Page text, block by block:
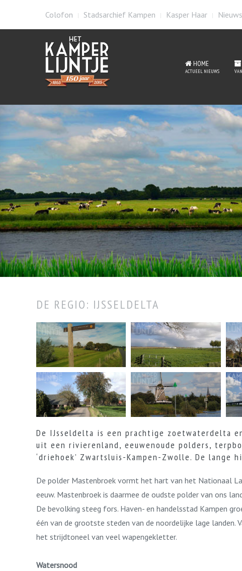
Colofon Stadsarchief Kampen Kasper Haar
HOME
ACTUEEL NIEUWS
DE REGIO: IJSSELDELTA
De IJsseldelta is een prachtige zoetwaterdelta
uit een rivierenland, eeuwenoude polders,
‘driehoek’ Zwartsluis-Kampen-Zwolle. De
De polder Mastenbroek vormt het hart van het Nationaal
eeuw. Mastenbroek is daarmee de oudste polder van ons
De bevolking steeg fors. Haven- en handelsstad Kampen
één van de grootste steden van de noordelijke lage landen.
het strijdtoneel van veel wapengekletter.
Watersnood